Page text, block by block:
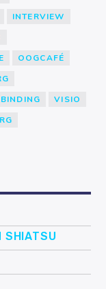
INTERVIEW
OOGCAFÉ
VISIO
SHIATSU